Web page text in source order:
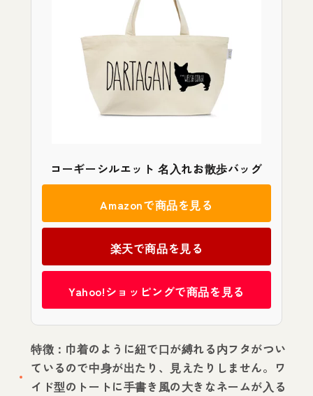
コーギーシルエット 名入れお散歩バッグ
Amazonで商品を見る
楽天で商品を見る
Yahoo!ショッピングで商品を見る
特徴：巾着のように紐で口が縛れる内フタがつい
ているので中身が出たり、見えたりしません。ワ
イド型のトートに手書き風の大きなネームが入る